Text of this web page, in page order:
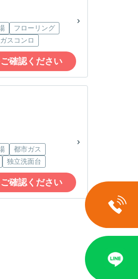
フローリング
ガスコンロ
確認ください
都市ガス
独立洗面台
確認ください